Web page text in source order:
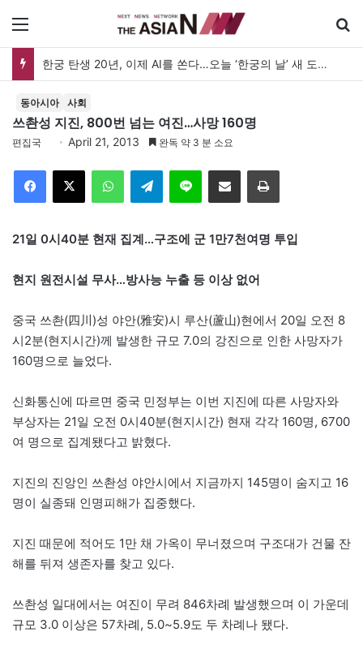
한궁 탄생 20년, 이제 AI를 쏜다…오늘 ‘한궁의 날’ 새 도약 선언
동아시아 사회
쓰촨성 지진, 800번 넘는 여진…사망 160명
편집국 April 21, 2013 완독 약 3 분 소요
Telegram 이메일
21일 0시40분 현재 집계…구조에 군 1만7천여명 투입
현지 원전시설 무사…방사능 누출 등 이상 없어
중국 쓰촨(四川)성 야안(雅安)시 루산(蘆山)현에서 20일 오전 8
시2분(현지시간)께 발생한 규모 7.0의 강진으로 인한 사망자가
160명으로 늘었다.
신화통신에 따르면 중국 민정부는 이번 지진에 따른 사망자와
부상자는 21일 오전 0시40분(현지시간) 현재 각각 160명, 6700
여 명으로 집계됐다고 밝혔다.
지진의 진앙인 쓰촨성 야안시에서 지금까지 145명이 숨지고 16
명이 실종돼 인명피해가 집중했다.
지진 때문에 적어도 1만 채 가옥이 무너졌으며 구조대가 건물 잔
해를 뒤져 생존자를 찾고 있다.
쓰촨성 일대에서는 여진이 무려 846차례 발생했으며 이 가운데
규모 3.0 이상은 57차례, 5.0~5.9도 두 차례나 됐다.